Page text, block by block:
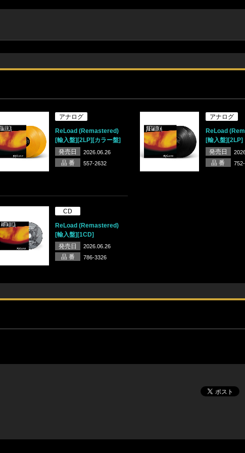
アナログ
ReLoad (Remastered)
[輸入盤][2LP][カラー盤]
発売日
2026.06.26
品 番 557-2632
アナログ
ReLoad
[輸入盤][2LP]
発売日
品 番
CD
ReLoad (Remastered)
[輸入盤][1CD]
発売日
2026.06.26
品 番 786-3326